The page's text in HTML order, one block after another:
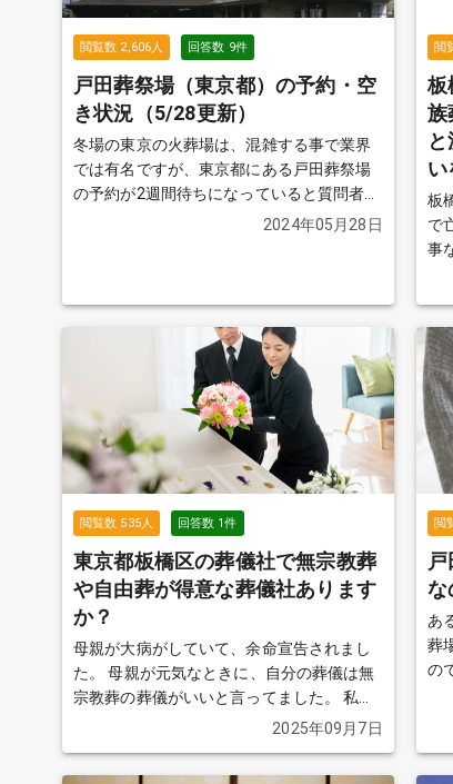
閲覧数 2,606人 回答数 9件
戸田葬祭場（東京都）の予約・空
き状況（5/28更新）
冬場の東京の火葬場は、混雑する事で業界
では有名ですが、東京都にある戸田葬祭場
の予約が2週間待ちになっていると質問者か
らの情報で上がっていました。実際のとこ
問い合わせください。続きを見る
2024年05月28日
閲
板
族
い
板
で亡く
事
り
葬
葬
せん。 突然のこ
か
け
閲覧数 535人 回答数 1件
東京都板橋区の葬儀社で無宗教葬
や自由葬が得意な葬儀社あります
か？
母親が大病がしていて、余命宣告されまし
た。 母親が元気なときに、自分の葬儀は無
宗教葬の葬儀がいいと言ってました。 私は
あまり葬儀のことが分からず、仏式ならな
2025年09月7日
閲
な
あ
葬
の